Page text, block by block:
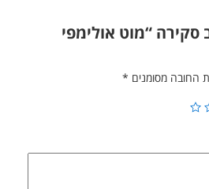
סקירה “מוט אולימפי
החובה מסומנים *